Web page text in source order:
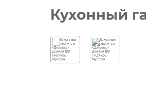
Кухонный